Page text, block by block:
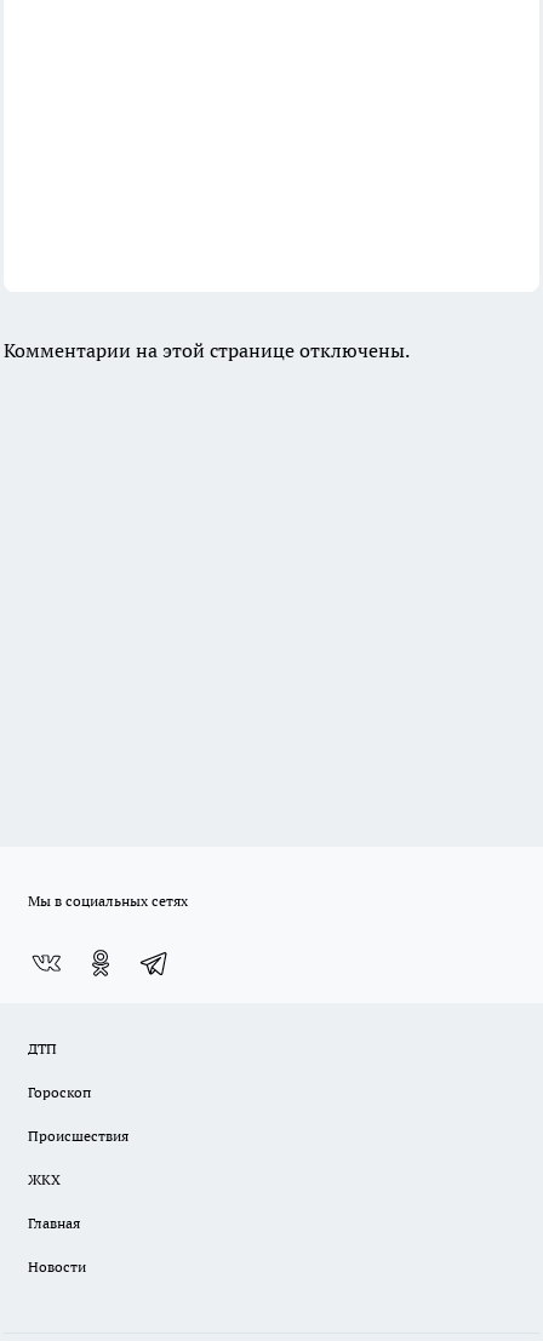
Комментарии на этой странице отключены.
Мы в социальных сетях
ДТП
Гороскоп
Происшествия
ЖКХ
Главная
Новости